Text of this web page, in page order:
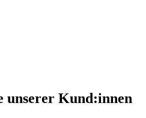
unserer Kund:innen